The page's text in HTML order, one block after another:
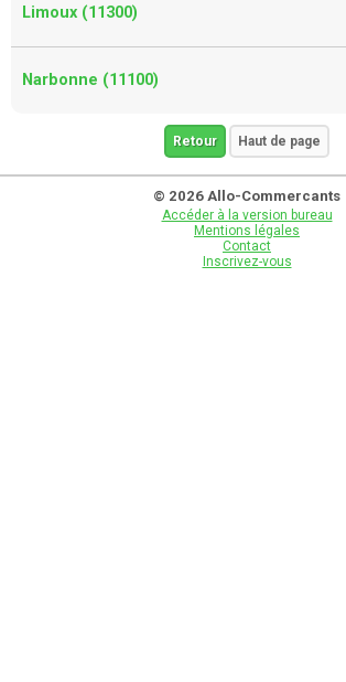
Limoux (11300)
Narbonne (11100)
Retour Haut de page
© 2026 Allo-Commercants
Accéder à la version bureau
Mentions légales
Contact
Inscrivez-vous